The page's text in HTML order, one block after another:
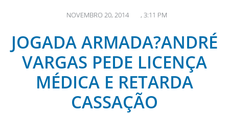
NOVEMBRO 20, 2014 , 3:11 PM
JOGADA ARMADA?ANDRÉ
VARGAS PEDE LICENÇA
MÉDICA E RETARDA
CASSAÇÃO